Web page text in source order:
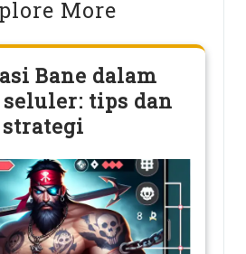
More
Bane dalam
tips dan
strategi